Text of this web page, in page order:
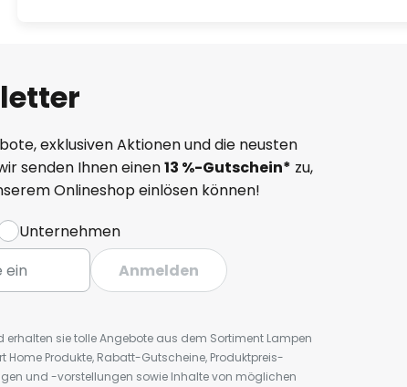
exklusiven Aktionen und die neusten
senden Ihnen einen13 %-Gutschein* zu,
Onlineshop einlösen können!
Unternehmen
Anmelden
erhalten sie tolle Angebote aus dem Sortiment Lampen
Produkte, Rabatt-Gutscheine, Produktpreis-
und -vorstellungen sowie Inhalte von möglichen